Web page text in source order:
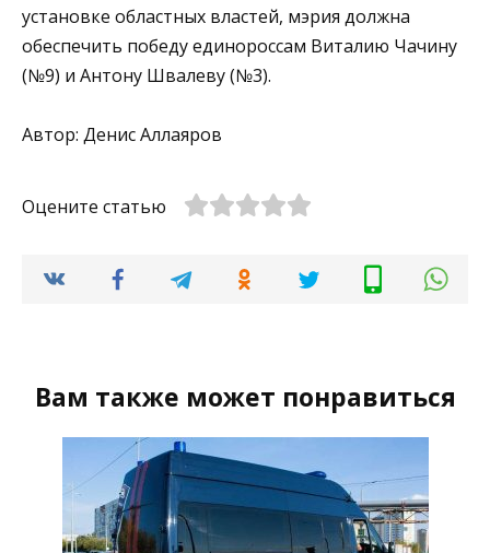
установке областных властей, мэрия должна
обеспечить победу единороссам Виталию Чачину
(№9) и Антону Швалеву (№3).
Автор: Денис Аллаяров
Оцените статью
Вам также может понравиться